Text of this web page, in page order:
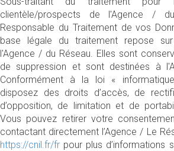
clientèle/prospects de l'Agence /
Responsable du Traitement de vos
base légale du traitement repose
l'Agence / du Réseau. Elles sont
de suppression et sont destinées à
Conformément à la loi «
disposez des droits d’accès, de
d’opposition, de limitation et de
Vous pouvez retirer votre
contactant directement l’Agence / Le
https://cnil.fr/fr pour plus d’informations